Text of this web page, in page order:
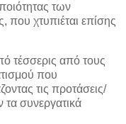
των
που χτυπιέται επίσης
τέσσερις από τους
που
τις προτάσεις/
συνεργατικά